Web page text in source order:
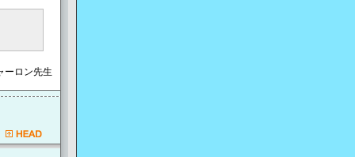
ーロン先生